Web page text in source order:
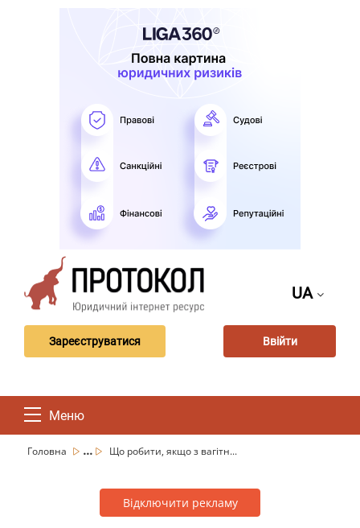
UA
Зареєструватися Ввійти
Меню
Головна ... Що робити, якщо з вагітн...
Відключити рекламу